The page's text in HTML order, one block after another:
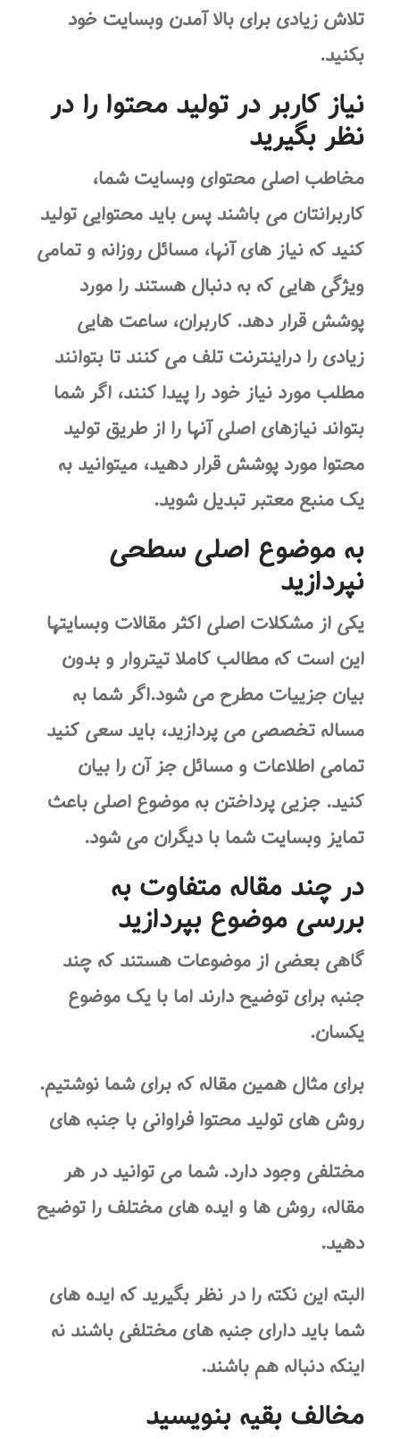
تلاش زیادی برای بالا آمدن وبسایت خود
بکنید.
نیاز کاربر در تولید محتوا را در
نظر بگیرید
مخاطب اصلی محتوای وبسایت شما،
کاربرانتان می باشند پس باید محتوایی تولید
کنید که نیاز های آنها، مسائل روزانه و تمامی
ویژگی هایی که به دنبال هستند را مورد
پوشش قرار دهد. کاربران، ساعت هایی
زیادی را دراینترنت تلف می کنند تا بتوانند
مطلب مورد نیاز خود را پیدا کنند، اگر شما
بتواند نیازهای اصلی آنها را از طریق تولید
محتوا مورد پوشش قرار دهید، میتوانید به
یک منبع معتبر تبدیل شوید.
به موضوع اصلی سطحی
نپردازید
یکی از مشکلات اصلی اکثر مقالات وبسایتها
این است که مطالب کاملا تیتروار و بدون
بیان جزییات مطرح می شود.اگر شما به
مساله تخصصی می پردازید، باید سعی کنید
تمامی اطلاعات و مسائل جز آن را بیان
کنید. جزیی پرداختن به موضوع اصلی باعث
تمایز وبسایت شما با دیگران می شود.
در چند مقاله متفاوت به
بررسی موضوع بپردازید
گاهی بعضی از موضوعات هستند که چند
جنبه برای توضیح دارند اما با یک موضوع
یکسان.
برای مثال همین مقاله که برای شما نوشتیم.
روش های تولید محتوا فراوانی با جنبه های
مختلفی وجود دارد. شما می توانید در هر
مقاله، روش ها و ایده های مختلف را توضیح
دهید.
البته این نکته را در نظر بگیرید که ایده های
شما باید دارای جنبه های مختلفی باشند نه
اینکه دنباله هم باشند.
مخالف بقیه بنویسید